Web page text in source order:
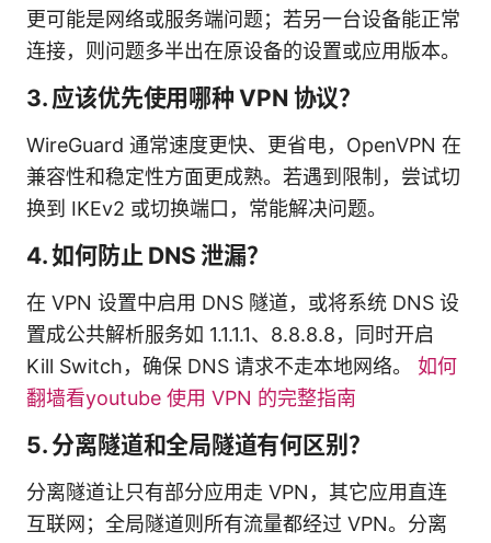
更可能是网络或服务端问题；若另一台设备能正常
连接，则问题多半出在原设备的设置或应用版本。
3. 应该优先使用哪种 VPN 协议？
WireGuard 通常速度更快、更省电，OpenVPN 在
兼容性和稳定性方面更成熟。若遇到限制，尝试切
换到 IKEv2 或切换端口，常能解决问题。
4. 如何防止 DNS 泄漏？
在 VPN 设置中启用 DNS 隧道，或将系统 DNS 设
置成公共解析服务如 1.1.1.1、8.8.8.8，同时开启
Kill Switch，确保 DNS 请求不走本地网络。 如何
翻墙看youtube 使用 VPN 的完整指南
5. 分离隧道和全局隧道有何区别？
分离隧道让只有部分应用走 VPN，其它应用直连
互联网；全局隧道则所有流量都经过 VPN。分离